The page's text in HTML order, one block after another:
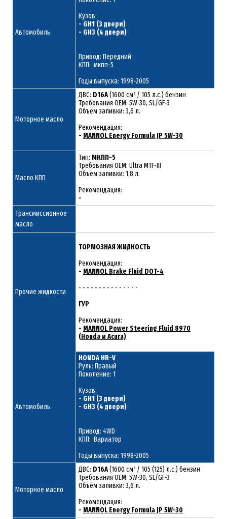
Автомобиль
Кузов:
- GH1 (3 двери)
- GH3 (4 двери)
Привод: Передний
КПП: мкпп-5
Годы выпуска: 1998-2005
Моторное масло
ДВС: D16A(1600 см³ / 105 л.с.) бензин
Требования ОЕМ: 5W-30, SL/GF-3
Объём заливки: 3,6 л.
Рекомендация:
- MANNOL Energy Formula JP 5W-30
Масло КПП
Тип: МКПП-5
Требования OEM: Ultra MTF-III
Объём заливки: 1,8 л.
Рекомендация:
-
Трансмиссионное
масло
Прочие жидкости
ТОРМОЗНАЯ ЖИДКОСТЬ
Рекомендация:
- MANNOL Brake Fluid DOT-4
- - - - - - - - - - - - - - -
ГУР
Рекомендация:
- MANNOL Power Steering Fluid 8970
(Honda и Acura)
Автомобиль
HONDA HR-V
Руль: Правый
Поколение: 1
Кузов:
- GH1 (3 двери)
- GH3 (4 двери)
Привод: 4WD
КПП: Вариатор
Годы выпуска: 1998-2005
Моторное масло
ДВС: D16A(1600 см³ / 105 (125) л.с.) бензин
Требования ОЕМ: 5W-30, SL/GF-3
Объём заливки: 3,6 л.
Рекомендация:
- MANNOL Energy Formula JP 5W-30